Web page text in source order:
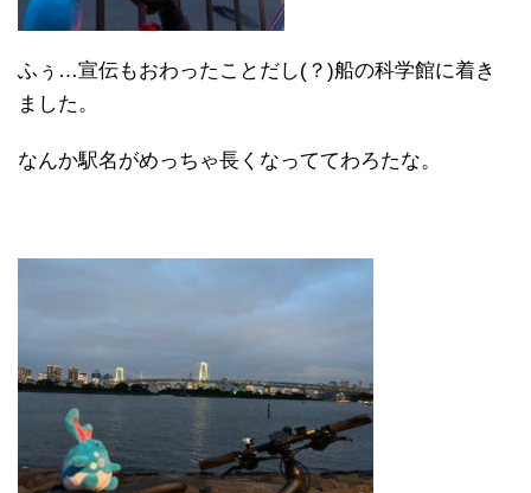
ふぅ…宣伝もおわったことだし(？)船の科学館に着き
ました。
なんか駅名がめっちゃ長くなっててわろたな。